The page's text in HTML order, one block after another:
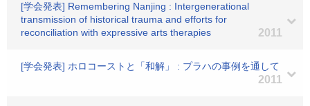
[学会発表] Remembering Nanjing : Intergenerational
transmission of historical trauma and efforts for
reconciliation with expressive arts therapies
2011
[学会発表] ホロコーストと「和解」 : プラハの事例を通して
2011